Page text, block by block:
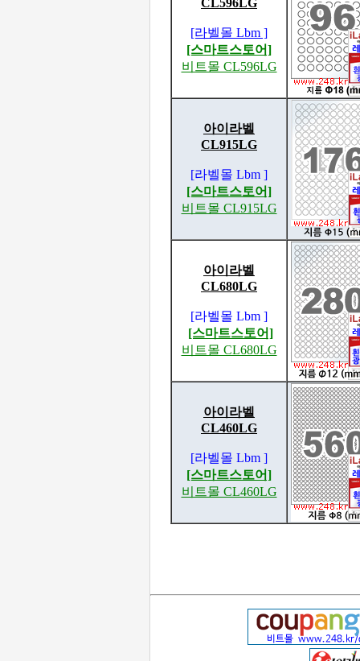
CL596LG
[라벨몰 Lbm ]
[스마트스토어]
비트몰 CL596LG
아이라벨
CL915LG
[라벨몰 Lbm ]
[스마트스토어]
비트몰 CL915LG
아이라벨
CL680LG
[라벨몰 Lbm ]
[스마트스토어]
비트몰 CL680LG
아이라벨
CL460LG
[라벨몰 Lbm ]
[스마트스토어]
비트몰 CL460LG